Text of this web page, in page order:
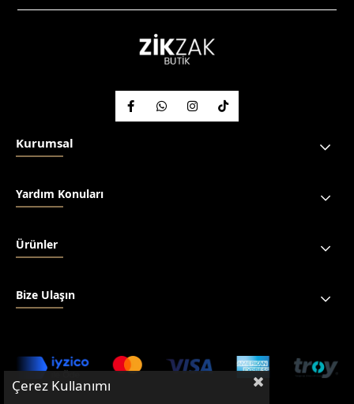
Kurumsal
Yardım Konuları
Ürünler
Bize Ulaşın
Çerez Kullanımı